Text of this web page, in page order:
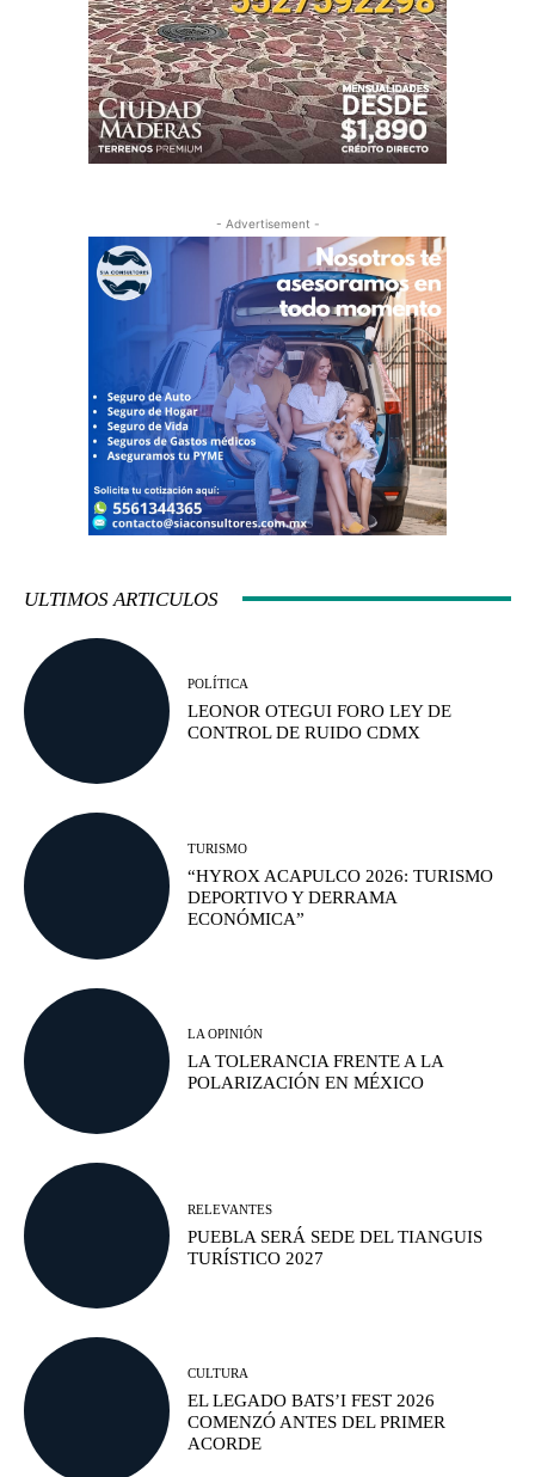
- Advertisement -
ULTIMOS ARTICULOS
POLÍTICA
LEONOR OTEGUI FORO LEY DE
CONTROL DE RUIDO CDMX
TURISMO
“HYROX ACAPULCO 2026: TURISMO
DEPORTIVO Y DERRAMA
ECONÓMICA”
LA OPINIÓN
LA TOLERANCIA FRENTE A LA
POLARIZACIÓN EN MÉXICO
RELEVANTES
PUEBLA SERÁ SEDE DEL TIANGUIS
TURÍSTICO 2027
CULTURA
EL LEGADO BATS’I FEST 2026
COMENZÓ ANTES DEL PRIMER
ACORDE